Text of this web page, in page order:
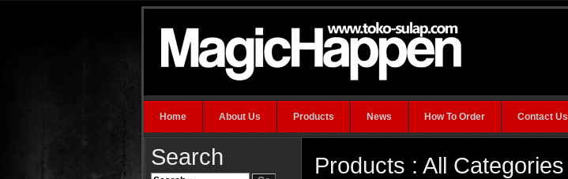
Home About Us Products News How To Order Contact Us
Search
Products : All Categories